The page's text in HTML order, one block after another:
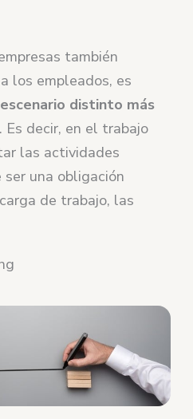
también
los empleados, es
distinto más
decir, en el trabajo
las actividades
una obligación
de trabajo, las